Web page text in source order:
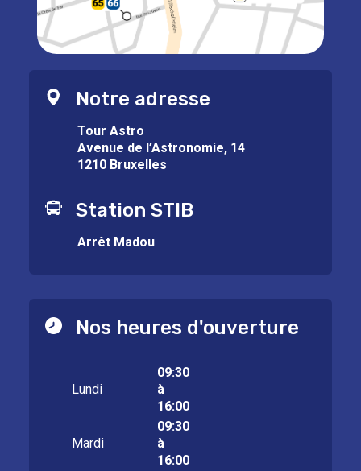
Notre adresse
Tour Astro
Avenue de l’Astronomie, 14
1210 Bruxelles
Station STIB
Arrêt Madou
Nos heures d'ouverture
Lundi
09:30
à
16:00
Mardi
09:30
à
16:00